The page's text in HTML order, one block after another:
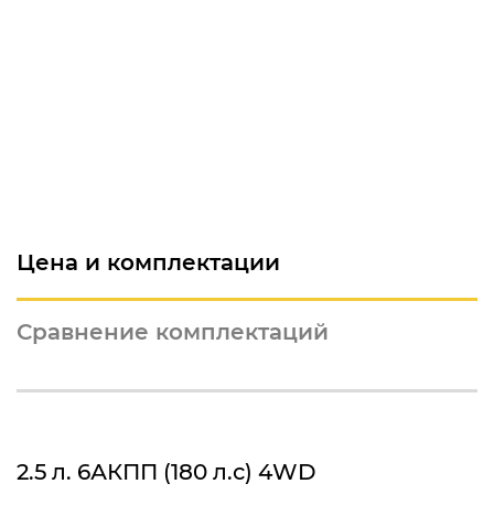
Цена и комплектации
Сравнение комплектаций
2.5 л. 6АКПП (180 л.с) 4WD